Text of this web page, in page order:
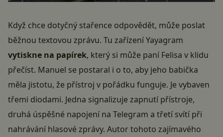
Když chce dotyčný stařence odpovědět, může poslat
běžnou textovou zprávu. Tu zařízení Yayagram
vytiskne na papírek, který si může paní Felisa v klidu
přečíst. Manuel se postaral i o to, aby jeho babička
měla jistotu, že přístroj v pořádku funguje. Je vybaven
třemi diodami. Jedna signalizuje zapnutí přístroje,
druhá úspěšné napojení na Telegram a třetí svítí při
nahrávání hlasové zprávy. Autor tohoto zajímavého